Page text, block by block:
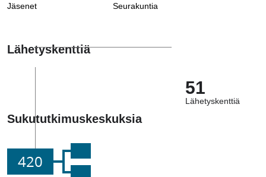
Jäsenet Seurakuntia
Lähetyskenttiä
51
Lähetyskenttiä
Sukututkimuskeskuksia
420